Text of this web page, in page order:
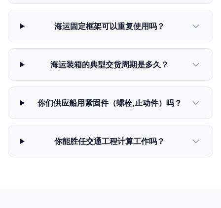
海运固定框架可以重复使用吗？
海运装箱的典型交货周期是多久？
你们供应船用紧固件（螺栓,止动件）吗？
你能胜任交通工程计算工作吗？